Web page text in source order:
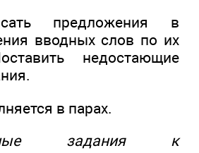
предложения в
вводных слов по их
недостающие
в парах.
задания к